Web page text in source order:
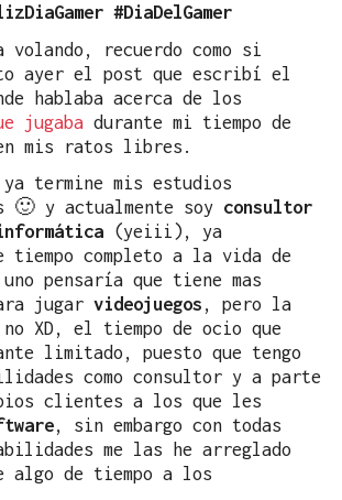
#DiaDelGamer
volando, recuerdo como si
ayer el post que escribí el
hablaba acerca de los
jugaba durante mi tiempo de
mis ratos libres.
ya termine mis estudios
y actualmente soy consultor
(yeiii), ya
tiempo completo a la vida de
pensaría que tiene mas
jugar videojuegos , pero la
no XD, el tiempo de ocio que
limitado, puesto que tengo
como consultor y a parte
clientes a los que les
, sin embargo con todas
me las he arreglado
algo de tiempo a los